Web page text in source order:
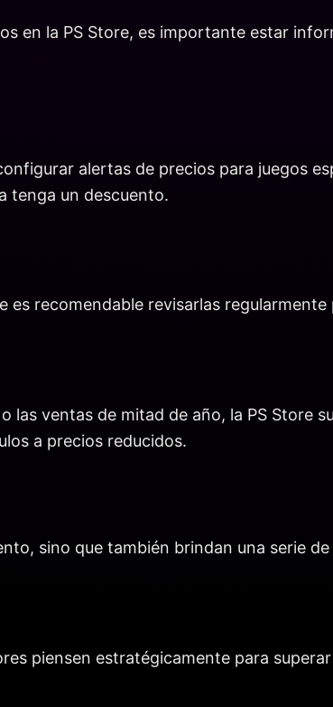
en la PS Store, es importante estar
alertas de precios para juegos
tenga un descuento.
es recomendable revisarlas
las ventas de mitad de año, la PS Store
a precios reducidos.
sino que también brindan una serie
piensen estratégicamente para